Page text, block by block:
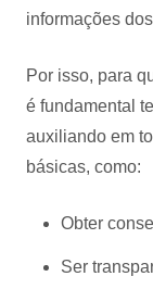
informações
Por isso, para
é fundamental
auxiliando em
básicas, como:
Obter
Ser